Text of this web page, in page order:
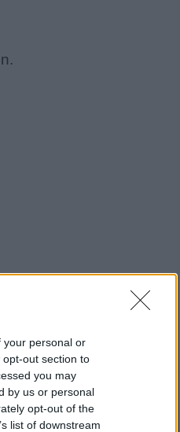
your personal or
out section to
you may
by us or personal
opt-out of the
list of downstream